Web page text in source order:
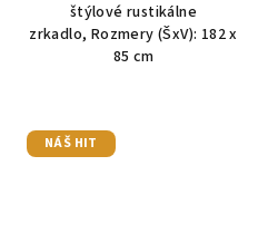
štýlové rustikálne
zrkadlo, Rozmery (ŠxV): 182 x
85 cm
NÁŠ HIT